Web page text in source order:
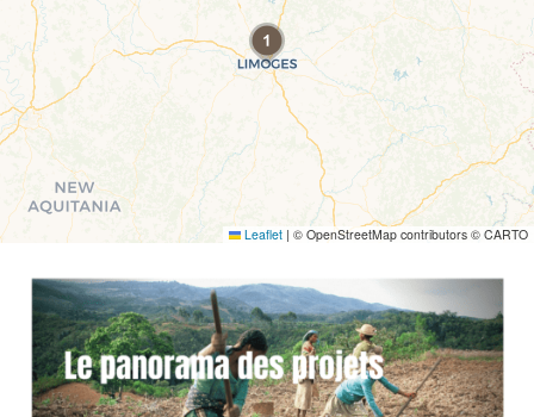
Leaflet | © OpenStreetMap contributors © CARTO